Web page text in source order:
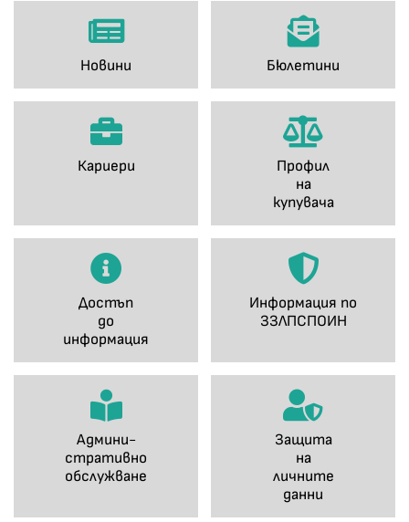
Новини Бюлетини
Кариери
Профил
на
купувача
Достъп
до
информация
Информация по
ЗЗЛПСПОИН
Админи-
стративно
обслужване
Защита
на
личните
данни